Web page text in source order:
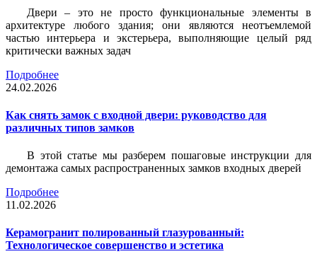
Двери – это не просто функциональные элементы в
архитектуре любого здания; они являются неотъемлемой
частью интерьера и экстерьера, выполняющие целый ряд
критически важных задач
Подробнее
24.02.2026
Как снять замок с входной двери: руководство для
различных типов замков
В этой статье мы разберем пошаговые инструкции для
демонтажа самых распространенных замков входных дверей
Подробнее
11.02.2026
Керамогранит полированный глазурованный:
Технологическое совершенство и эстетика